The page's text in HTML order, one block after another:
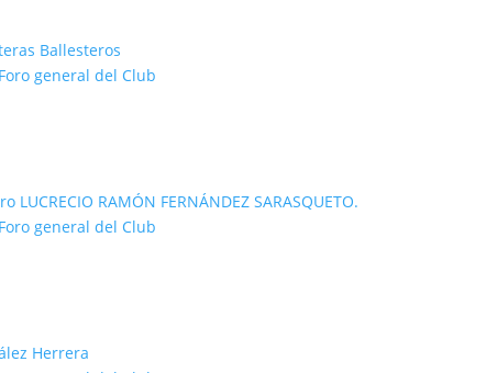
Ballesteros
Foro general del Club
RAMÓN FERNÁNDEZ SARASQUETO.
Foro general del Club
Herrera